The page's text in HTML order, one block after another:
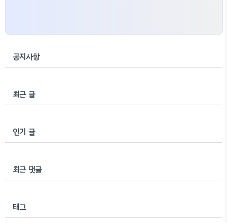
공지사항
최근 글
인기 글
최근 댓글
태그